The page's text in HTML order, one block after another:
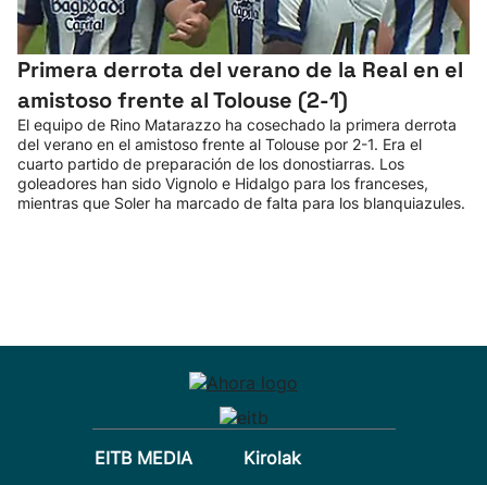
Primera derrota del verano de la Real en el
amistoso frente al Tolouse (2-1)
El equipo de Rino Matarazzo ha cosechado la primera derrota
del verano en el amistoso frente al Tolouse por 2-1. Era el
cuarto partido de preparación de los donostiarras. Los
goleadores han sido Vignolo e Hidalgo para los franceses,
mientras que Soler ha marcado de falta para los blanquiazules.
EITB MEDIA
Kirolak